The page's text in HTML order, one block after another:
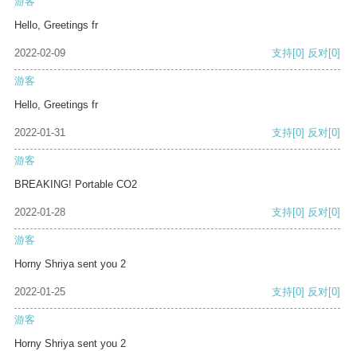
Hello, Greetings fr
2022-02-09 支持[0] 反对[0]
游客
Hello, Greetings fr
2022-01-31 支持[0] 反对[0]
游客
BREAKING! Portable CO2
2022-01-28 支持[0] 反对[0]
游客
Horny Shriya sent you 2
2022-01-25 支持[0] 反对[0]
游客
Horny Shriya sent you 2